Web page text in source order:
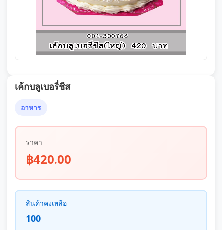
เค้กบลูเบอรี่ชีส
อาหาร
ราคา
฿420.00
สินค้าคงเหลือ
100